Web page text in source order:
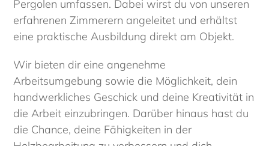
Pergolen umfassen. Dabei wirst du von unseren
erfahrenen Zimmerern angeleitet und erhältst
eine praktische Ausbildung direkt am Objekt.
Wir bieten dir eine angenehme
Arbeitsumgebung sowie die Möglichkeit, dein
handwerkliches Geschick und deine Kreativität in
die Arbeit einzubringen. Darüber hinaus hast du
die Chance, deine Fähigkeiten in der